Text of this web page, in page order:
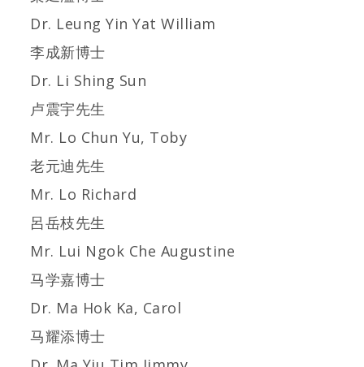
Dr. Leung Yin Yat William
李成新博士
Dr. Li Shing Sun
卢震宇先生
Mr. Lo Chun Yu, Toby
老元迪先生
Mr. Lo Richard
呂岳枝先生
Mr. Lui Ngok Che Augustine
马学嘉博士
Dr. Ma Hok Ka, Carol
马耀添博士